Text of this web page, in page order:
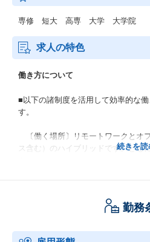
専修 短大 高専 大学 大学院
求人の特色
働き方について
■以下の諸制度を活用して効率的な
す。
〔働く場所〕リモートワークとオ
ス含む）のハイブリッドです。とも
業務開始・終了時間に制約を設けな
■リモートワークを推奨しておりま
勤務